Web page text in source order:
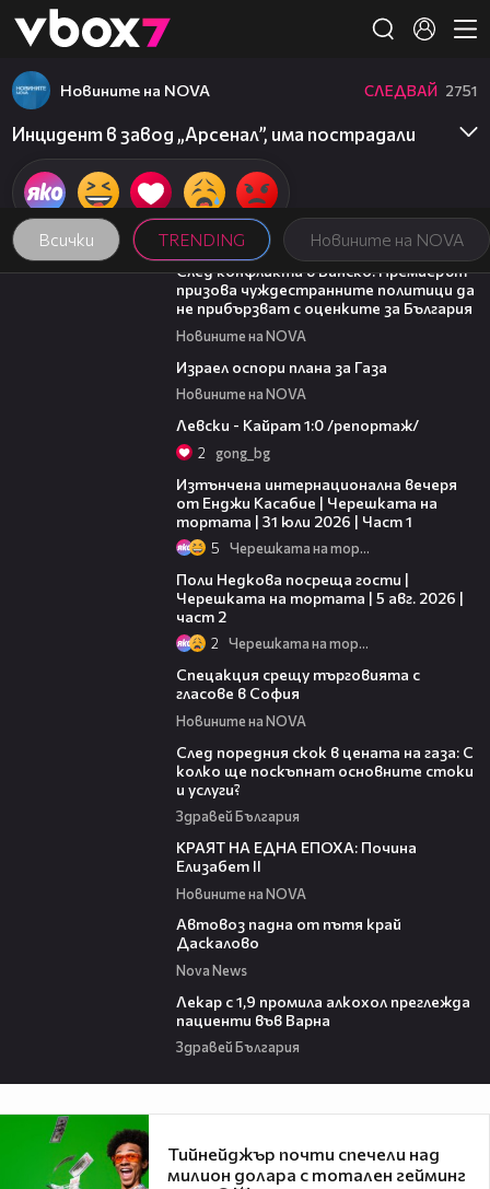
👾
Всички TRENDING Новините на NOVA
Новините на NOVA СЛЕДВАЙ 2751
Инцидент в завод „Арсенал”, има пострадали
08:08
След конфликта в Банско: Премиерът
призова чуждестранните политици да
не прибързват с оценките за България
Новините на NOVA
Израел оспори плана за Газа
Новините на NOVA
Левски - Кайрат 1:0 /репортаж/
2 gong_bg
Изтънчена интернационална вечеря
от Енджи Касабие | Черешката на
тортата | 31 юли 2026 | Част 1
5 Черешката на тортата
Поли Недкова посреща гости |
Черешката на тортата | 5 авг. 2026 |
част 2
2 Черешката на тортата
Спецакция срещу търговията с
гласове в София
Новините на NOVA
След поредния скок в цената на газа: С
колко ще поскъпнат основните стоки
и услуги?
Здравей България
КРАЯТ НА ЕДНА ЕПОХА: Почина
Елизабет II
Новините на NOVA
Автовоз падна от пътя край
Даскалово
Nova News
Лекар с 1,9 промила алкохол преглежда
пациенти във Варна
Здравей България
Тийнейджър почти спечели над
милион долара с тотален гейминг